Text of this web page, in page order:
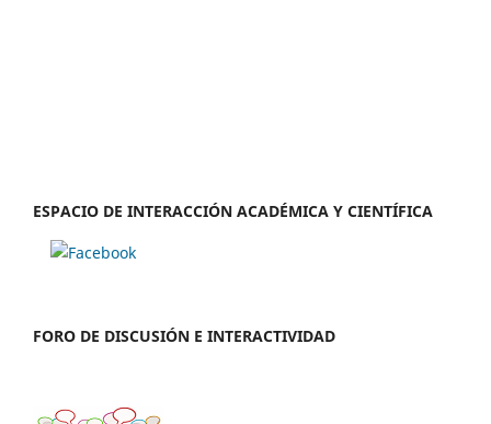
ESPACIO DE INTERACCIÓN ACADÉMICA Y CIENTÍFICA
FORO DE DISCUSIÓN E INTERACTIVIDAD